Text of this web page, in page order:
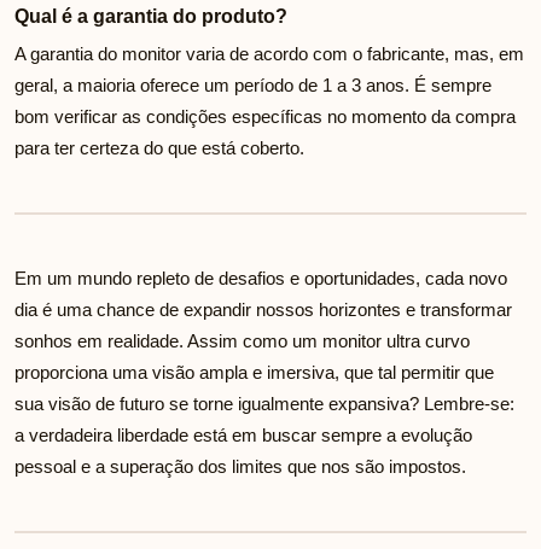
Qual é a garantia do produto?
A garantia do monitor varia de acordo com o fabricante, mas, em
geral, a maioria oferece um período de 1 a 3 anos. É sempre
bom verificar as condições específicas no momento da compra
para ter certeza do que está coberto.
Em um mundo repleto de desafios e oportunidades, cada novo
dia é uma chance de expandir nossos horizontes e transformar
sonhos em realidade. Assim como um monitor ultra curvo
proporciona uma visão ampla e imersiva, que tal permitir que
sua visão de futuro se torne igualmente expansiva? Lembre-se:
a verdadeira liberdade está em buscar sempre a evolução
pessoal e a superação dos limites que nos são impostos.